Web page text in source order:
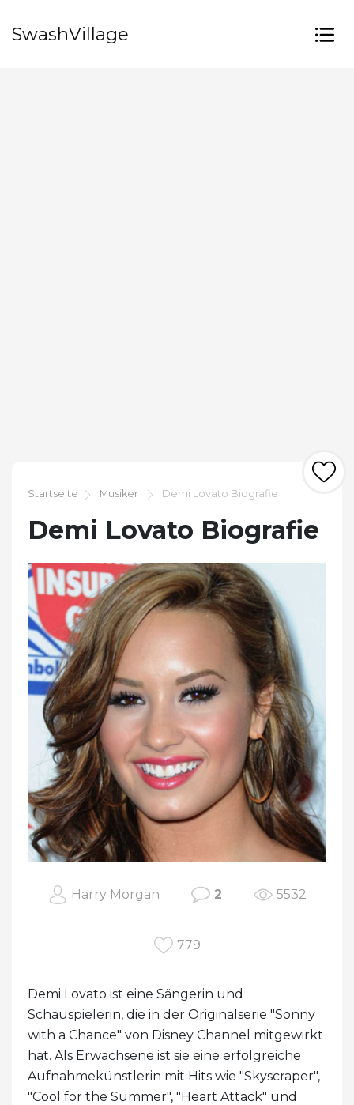
SwashVillage
Startseite Musiker Demi Lovato Biografie
Demi Lovato Biografie
Harry Morgan 2 5532
779
Demi Lovato ist eine Sängerin und
Schauspielerin, die in der Originalserie "Sonny
with a Chance" von Disney Channel mitgewirkt
hat. Als Erwachsene ist sie eine erfolgreiche
Aufnahmekünstlerin mit Hits wie "Skyscraper",
"Cool for the Summer", "Heart Attack" und